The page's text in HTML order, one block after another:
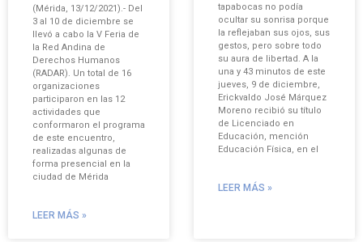
(Mérida, 13/12/2021).- Del
3 al 10 de diciembre se
llevó a cabo la V Feria de
la Red Andina de
Derechos Humanos
(RADAR). Un total de 16
organizaciones
participaron en las 12
actividades que
conformaron el programa
de este encuentro,
realizadas algunas de
forma presencial en la
ciudad de Mérida
LEER MÁS »
tapabocas no podía
ocultar su sonrisa porque
la reflejaban sus ojos, sus
gestos, pero sobre todo
su aura de libertad. A la
una y 43 minutos de este
jueves, 9 de diciembre,
Erickvaldo José Márquez
Moreno recibió su título
de Licenciado en
Educación, mención
Educación Física, en el
LEER MÁS »